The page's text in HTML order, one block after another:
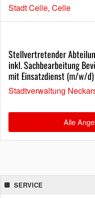
Stadt Celle, Celle
Stellvertretender
inkl. Sachbearbeitung
mit Einsatzdienst (m/w/d)
Stadtverwaltung
Alle
SERVICE